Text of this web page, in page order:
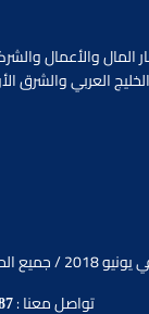
المال والأعمال
العربي والشرق
الاستثمار ( مؤسسة المستثمر للصحافة).
تواصل معنا :